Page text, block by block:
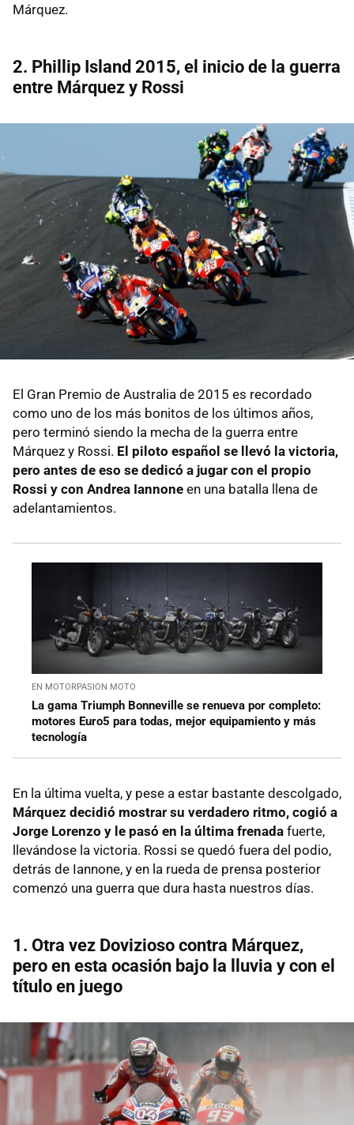
Márquez.
2. Phillip Island 2015, el inicio de la guerra
entre Márquez y Rossi
El Gran Premio de Australia de 2015 es recordado
como uno de los más bonitos de los últimos años,
pero terminó siendo la mecha de la guerra entre
Márquez y Rossi. El piloto español se llevó la victoria,
pero antes de eso se dedicó a jugar con el propio
Rossi y con Andrea Iannone en una batalla llena de
adelantamientos.
EN MOTORPASION MOTO
La gama Triumph Bonneville se renueva por completo:
motores Euro5 para todas, mejor equipamiento y más
tecnología
En la última vuelta, y pese a estar bastante descolgado,
Márquez decidió mostrar su verdadero ritmo, cogió a
Jorge Lorenzo y le pasó en la última frenada fuerte,
llevándose la victoria. Rossi se quedó fuera del podio,
detrás de Iannone, y en la rueda de prensa posterior
comenzó una guerra que dura hasta nuestros días.
1. Otra vez Dovizioso contra Márquez,
pero en esta ocasión bajo la lluvia y con el
título en juego